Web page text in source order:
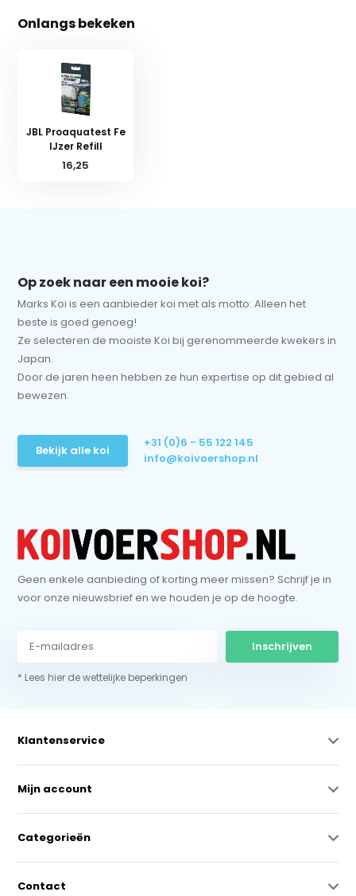
Onlangs bekeken
JBL Proaquatest Fe
IJzer Refill
16,25
Op zoek naar een mooie koi?
Marks Koi is een aanbieder koi met als motto: Alleen het
beste is goed genoeg!
Ze selecteren de mooiste Koi bij gerenommeerde kwekers in
Japan.
Door de jaren heen hebben ze hun expertise op dit gebied al
bewezen.
Bekijk alle koi
+31 (0)6 - 55 122 145
info@koivoershop.nl
Geen enkele aanbieding of korting meer missen? Schrijf je in
voor onze nieuwsbrief en we houden je op de hoogte.
Inschrijven
* Lees hier de wettelijke beperkingen
Klantenservice
Mijn account
Categorieën
Contact